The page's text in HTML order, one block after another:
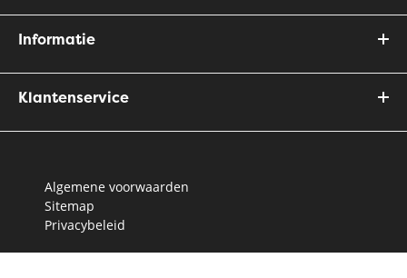
Informatie
Klantenservice
Algemene voorwaarden
Sitemap
Privacybeleid